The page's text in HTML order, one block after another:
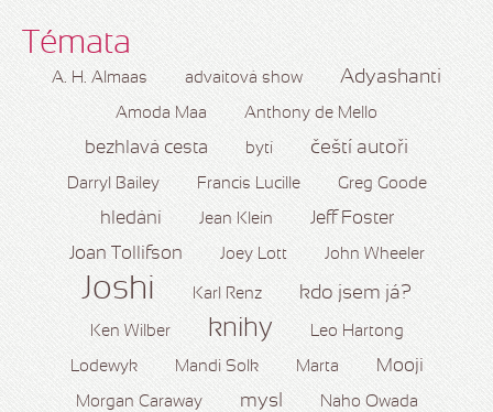
Témata
A. H. Almaas advaitová show Adyashanti
Amoda Maa Anthony de Mello
bezhlavá cesta bytí čeští autoři
Darryl Bailey Francis Lucille Greg Goode
hledání Jean Klein Jeff Foster
Joan Tollifson Joey Lott John Wheeler
Joshi Karl Renz kdo jsem já?
Ken Wilber knihy Leo Hartong
Lodewyk Mandi Solk Marta Mooji
Morgan Caraway mysl Naho Owada